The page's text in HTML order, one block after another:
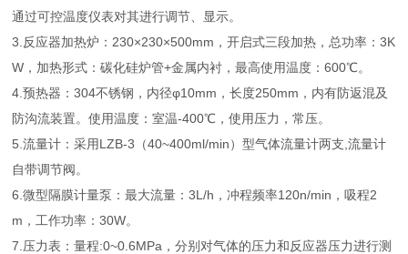
通过可控温度仪表对其进行调节、显示。
3.反应器加热炉：230×230×500mm，开启式三段加热，总功率：3K
W，加热形式：碳化硅炉管+金属内衬，最高使用温度：600℃。
4.预热器：304不锈钢，内径φ10mm，长度250mm，内有防返混及
防沟流装置。使用温度：室温-400℃，使用压力，常压。
5.流量计：采用LZB-3（40~400ml/min）型气体流量计两支,流量计
自带调节阀。
6.微型隔膜计量泵：最大流量：3L/h，冲程频率120n/min，吸程2
m，工作功率：30W。
7.压力表：量程:0~0.6MPa，分别对气体的压力和反应器压力进行测